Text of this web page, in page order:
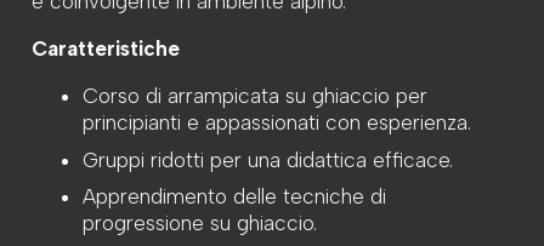
Caratteristiche
Corso di arrampicata su ghiaccio per
principianti e appassionati con esperienza.
Gruppi ridotti per una didattica efficace.
Apprendimento delle tecniche di
progressione su ghiaccio.